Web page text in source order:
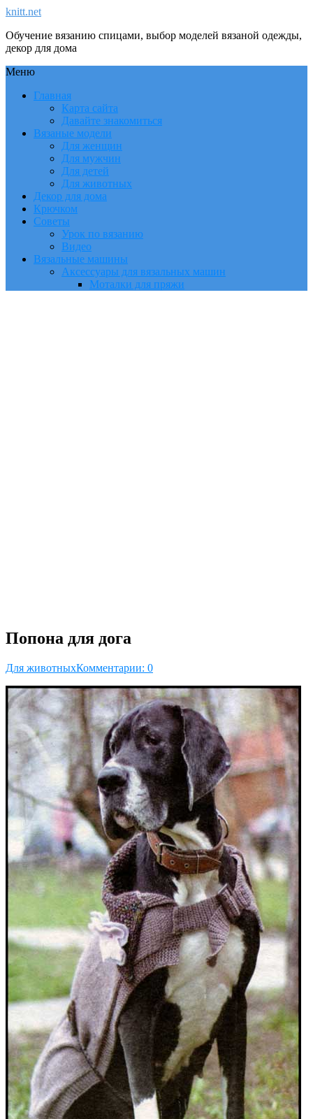
knitt.net
Обучение вязанию спицами, выбор моделей вязаной одежды,
декор для дома
Меню
Главная
Карта сайта
Давайте знакомиться
Вязаные модели
Для женщин
Для мужчин
Для детей
Для животных
Декор для дома
Крючком
Советы
Урок по вязанию
Видео
Вязальные машины
Аксессуары для вязальных машин
Моталки для пряжи
Попона для дога
Для животныхКомментарии: 0